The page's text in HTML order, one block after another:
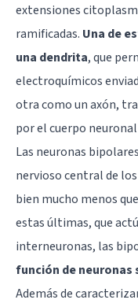
extensiones
ramificadas. Una de
una dendrita, que
electroquímicos
otra como un axón,
por el cuerpo
Las neuronas
nervioso central de
bien mucho menos
estas últimas, que
interneuronas, las
función de neuronas
Además de